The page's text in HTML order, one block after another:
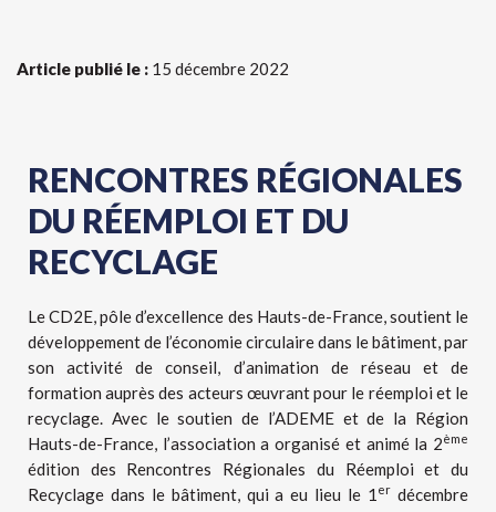
Article publié le : 15 décembre 2022
RENCONTRES RÉGIONALES
DU RÉEMPLOI ET DU
RECYCLAGE
Le CD2E, pôle d’excellence des Hauts-de-France, soutient le
développement de l’économie circulaire dans le bâtiment, par
son activité de conseil, d’animation de réseau et de
formation auprès des acteurs œuvrant pour le réemploi et le
recyclage. Avec le soutien de l’ADEME et de la Région
Hauts-de-France, l’association a organisé et animé la 2ème
édition des Rencontres Régionales du Réemploi et du
Recyclage dans le bâtiment, qui a eu lieu le 1 er décembre